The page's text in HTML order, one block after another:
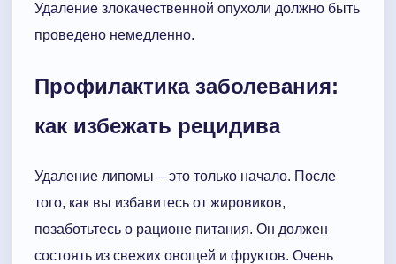
Удаление злокачественной опухоли должно быть
проведено немедленно.
Профилактика заболевания:
как избежать рецидива
Удаление липомы – это только начало. После
того, как вы избавитесь от жировиков,
позаботьтесь о рационе питания. Он должен
состоять из свежих овощей и фруктов. Очень